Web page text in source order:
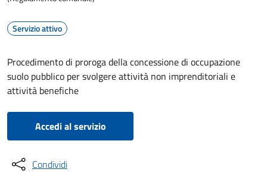
Servizio attivo
Procedimento di proroga della concessione di occupazione
suolo pubblico per svolgere attività non imprenditoriali e
attività benefiche
Accedi al servizio
Condividi